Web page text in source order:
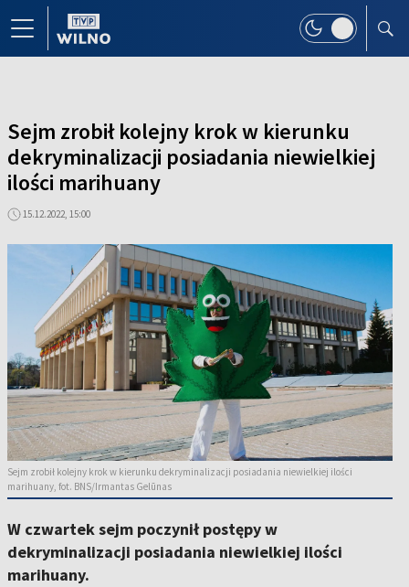
Sejm zrobił kolejny krok w kierunku
dekryminalizacji posiadania niewielkiej
ilości marihuany
15.12.2022, 15:00
Sejm zrobił kolejny krok w kierunku dekryminalizacji posiadania niewielkiej ilości
marihuany, fot. BNS/Irmantas Gelūnas
W czwartek sejm poczynił postępy w
dekryminalizacji posiadania niewielkiej ilości
marihuany.